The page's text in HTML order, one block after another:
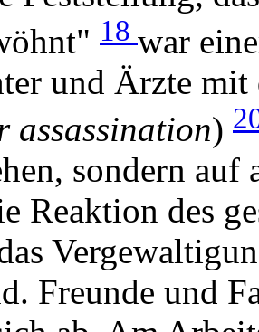
18 war
und Ärzte
assassination)
sondern auf
Reaktion des
Freunde und